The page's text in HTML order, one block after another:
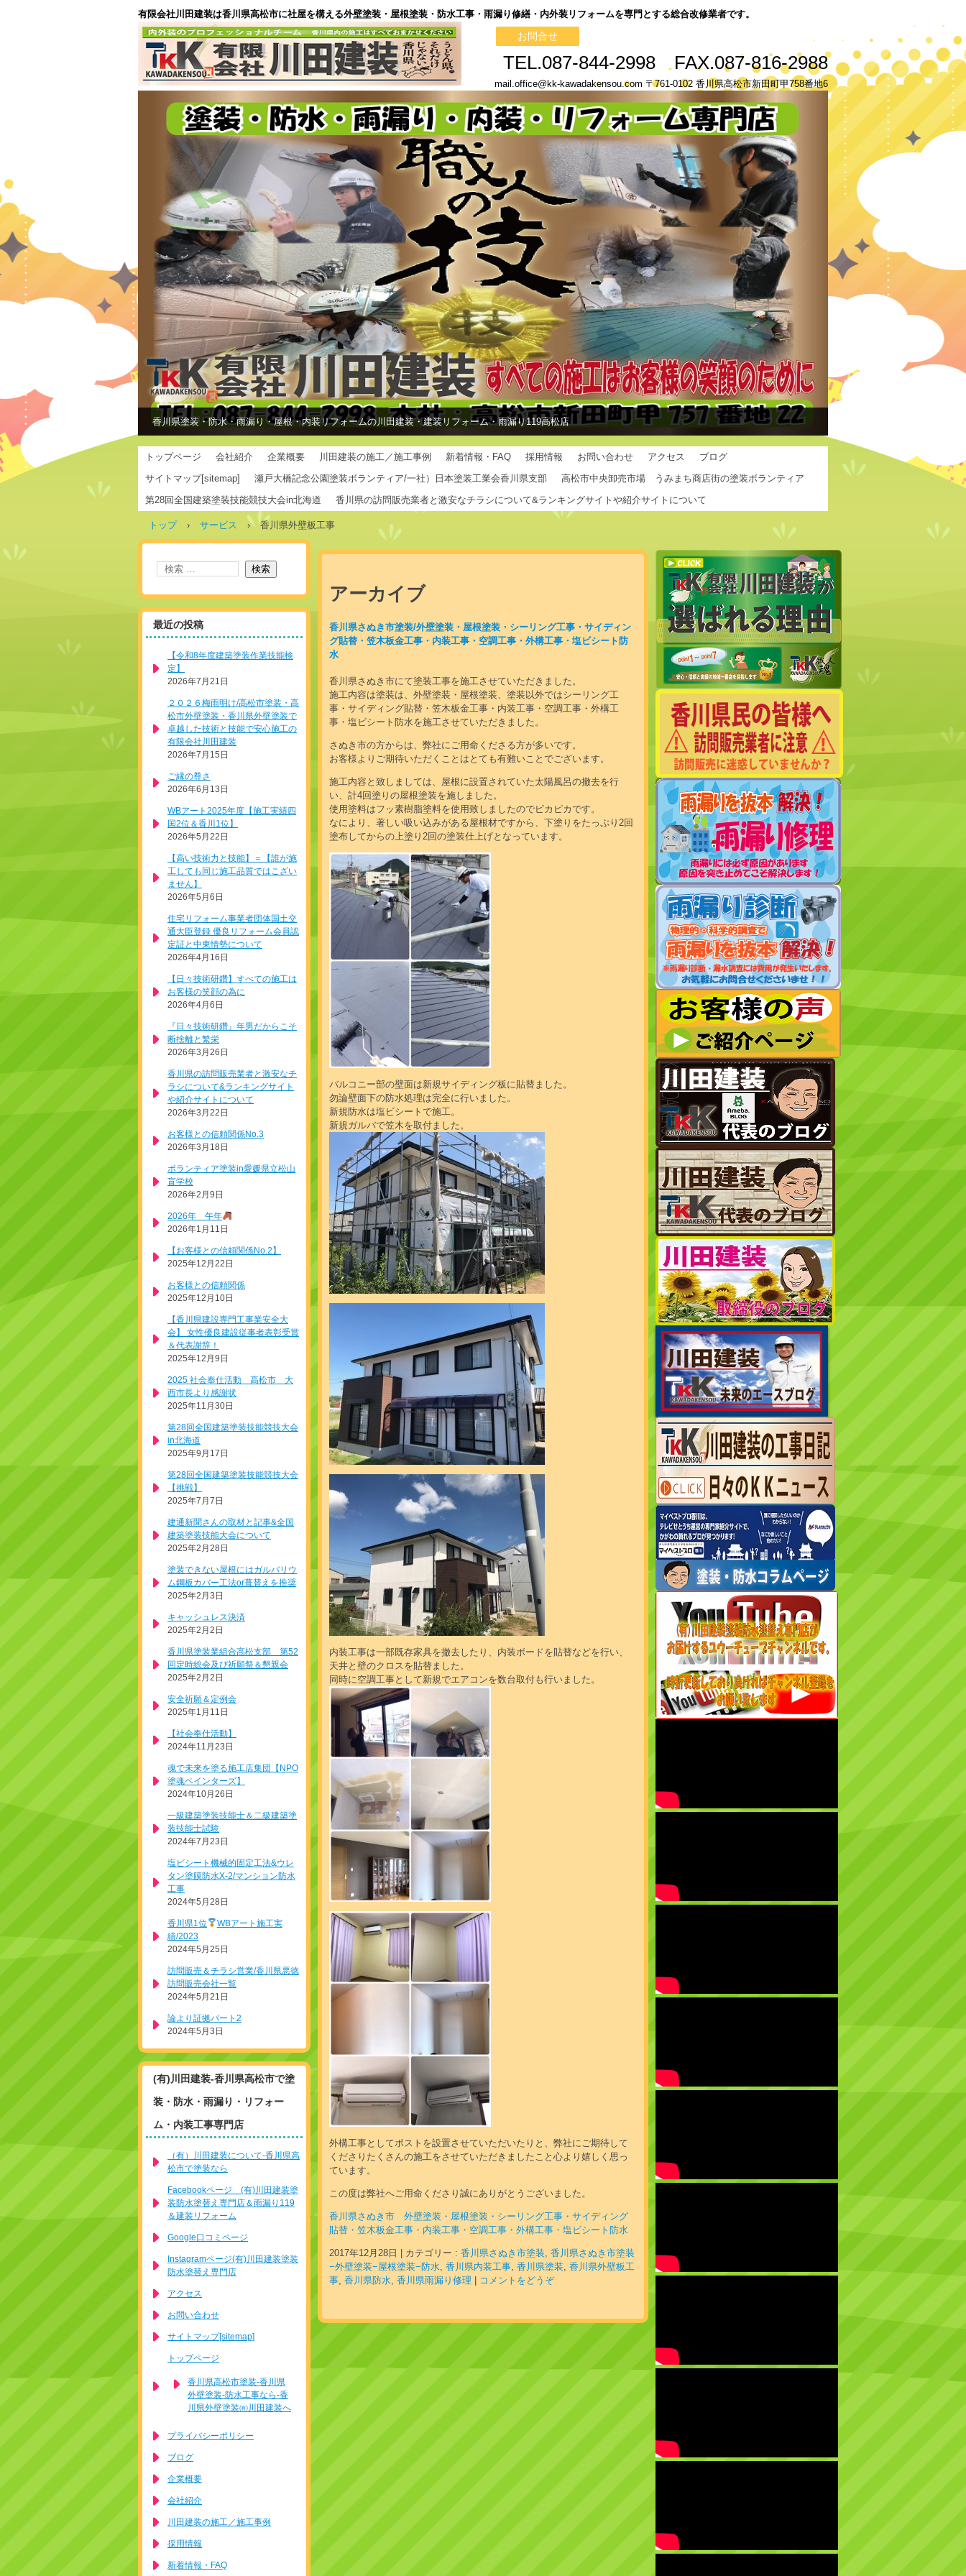
有限会社川田建装は香川県高松市に社屋を構える外壁塗装・屋根塗装・防水工事・雨漏り修繕・内外装リフォームを専門とする総合改修業者です。
お問合せ
TEL.087-844-2998 FAX.087-816-2988
mail.office@kk-kawadakensou.com 〒761-0102 香川県高松市新田町甲758番地6
香川県塗装・防水・雨漏り・屋根・内装リフォームの川田建装・建装リフォーム・雨漏り119高松店
トップページ 会社紹介 企業概要 川田建装の施工／施工事例 新着情報・FAQ 採用情報 お問い合わせ アクセス
ブログ
サイトマップ[sitemap]
瀬戸大橋記念公園塗装ボランティア/一社）日本塗装工業会香川県支部
高松市中央卸売市場 うみまち商店街の塗装ボランティア
第28回全国建築塗装技能競技大会in北海道
香川県の訪問販売業者と激安なチラシについて&ランキングサイトや紹介サイトについて
トップ › サービス › 香川県外壁板工事
アーカイブ
香川県さぬき市塗装/外壁塗装・屋根塗装・シーリング工事・サイディン
グ貼替・笠木板金工事・内装工事・空調工事・外構工事・塩ビシート防
水
香川県さぬき市にて塗装工事を施工させていただきました。
施工内容は塗装は、外壁塗装・屋根塗装、塗装以外ではシーリング工
事・サイディング貼替・笠木板金工事・内装工事・空調工事・外構工
事・塩ビシート防水を施工させていただきました。
さぬき市の方からは、弊社にご用命くださる方が多いです。
お客様よりご期待いただくことはとても有難いことでございます。
施工内容と致しましては、屋根に設置されていた太陽風呂の撤去を行
い、計4回塗りの屋根塗装を施しました。
使用塗料はフッ素樹脂塗料を使用致しましたのでピカピカです。
なにより、著しい吸い込みがある屋根材ですから、下塗りをたっぷり2回
塗布してからの上塗り2回の塗装仕上げとなっています。
バルコニー部の壁面は新規サイディング板に貼替ました。
勿論壁面下の防水処理は完全に行いました。
新規防水は塩ビシートで施工。
新規ガルバで笠木を取付ました。
内装工事は一部既存家具を撤去したり、内装ボードを貼替などを行い、
天井と壁のクロスを貼替ました。
同時に空調工事として新規でエアコンを数台取付も行いました。
外構工事としてポストを設置させていただいたりと、弊社にご期待して
くださりたくさんの施工をさせていただきましたこと心より嬉しく思っ
ています。
この度は弊社へご用命くださり誠にありがとうございました。
香川県さぬき市 外壁塗装・屋根塗装・シーリング工事・サイディング
貼替・笠木板金工事・内装工事・空調工事・外構工事・塩ビシート防水
2017年12月28日 | カテゴリー : 香川県さぬき市塗装 香川県さぬき市塗装
−外壁塗装−屋根塗装−防水 香川県内装工事 香川県塗装 香川県外壁板工
事 香川県防水 香川県雨漏り修理 | コメントをどうぞ
最近の投稿
【令和8年度建築塗装作業技能検
定】
2026年7月21日
２０２６梅雨明け/高松市塗装・高
松市外壁塗装・香川県外壁塗装で
卓越した技術と技能で安心施工の
有限会社川田建装
2026年7月15日
ご縁の尊さ
2026年6月13日
WBアート2025年度【施工実績四
国2位＆香川1位】
2026年5月22日
【高い技術力と技能】＝【誰が施
工しても同じ施工品質ではこざい
ません】
2026年5月6日
住宅リフォーム事業者団体国土交
通大臣登録 優良リフォーム会員認
定証と中東情勢について
2026年4月16日
【日々技術研鑽】すべての施工は
お客様の笑顔の為に
2026年4月6日
『日々技術研鑽』年男だからこそ
断捨離と繁栄
2026年3月26日
香川県の訪問販売業者と激安なチ
ラシについて&ランキングサイト
や紹介サイトについて
2026年3月22日
お客様との信頼関係No.3
2026年3月18日
ボランティア塗装in愛媛県立松山
盲学校
2026年2月9日
2026年 午年
2026年1月11日
【お客様との信頼関係No.2】
2025年12月22日
お客様との信頼関係
2025年12月10日
【香川県建設専門工事業安全大
会】 女性優良建設従事者表彰受賞
＆代表謝辞！
2025年12月9日
2025 社会奉仕活動 高松市 大
西市長より感謝状
2025年11月30日
第28回全国建築塗装技能競技大会
in北海道
2025年9月17日
第28回全国建築塗装技能競技大会
【挑戦】
2025年7月7日
建通新聞さんの取材と記事&全国
建築塗装技能大会について
2025年2月28日
塗装できない屋根にはガルバリウ
ム鋼板カバー工法or葺替えを推奨
2025年2月3日
キャッシュレス決済
2025年2月2日
香川県塗装業組合高松支部 第52
回定時総会及び祈願祭＆懇親会
2025年2月2日
安全祈願＆定例会
2025年1月11日
【社会奉仕活動】
2024年11月23日
魂で未来を塗る施工店集団【NPO
塗魂ペインターズ】
2024年10月26日
一級建築塗装技能士＆二級建築塗
装技能士試験
2024年7月23日
塩ビシート機械的固定工法&ウレ
タン塗膜防水X-2/マンション防水
工事
2024年5月28日
香川県1位
WBアート施工実
績/2023
2024年5月25日
訪問販売＆チラシ営業/香川県悪徳
訪問販売会社一覧
2024年5月21日
論より証拠パート2
2024年5月3日
(有)川田建装-香川県高松市で塗
装・防水・雨漏り・リフォー
ム・内装工事専門店
（有）川田建装について-香川県高
松市で塗装なら
Facebookページ (有)川田建装塗
装防水塗替え専門店＆雨漏り119
＆建装リフォーム
Google口コミページ
Instagramページ(有)川田建装塗装
防水塗替え専門店
アクセス
お問い合わせ
サイトマップ[sitemap]
トップページ
香川県高松市塗装-香川県
外壁塗装-防水工事なら-香
川県外壁塗装㈲川田建装へ
プライバシーポリシー
ブログ
企業概要
会社紹介
川田建装の施工／施工事例
採用情報
新着情報・FAQ